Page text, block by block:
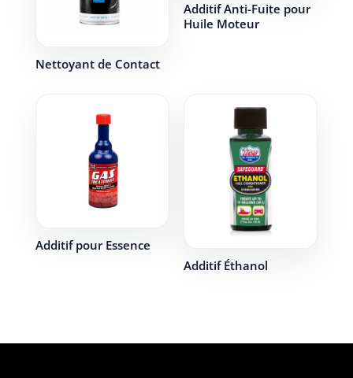
Nettoyant de Contact
Additif Anti-Fuite pour
Huile Moteur
Additif pour Essence
Additif Éthanol